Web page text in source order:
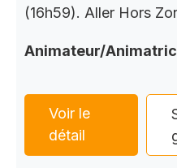
(16h59). Aller Hors
Animateur/
Voir le
détail